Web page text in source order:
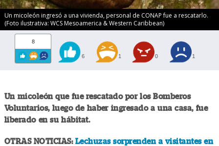
Un micoleón ingresó a una vivienda, personal de CONAP fue a rescatarlo.
(Foto ilustrativa: WCS Mesoamerica & Western Caribbean)
8
6 1 0 1
Un micoleón que fue rescatado por los Bomberos
Voluntarios, luego de haber ingresado a una casa, fue
liberado en su hábitat.
OTRAS NOTICIAS: Lechuzas sorprenden a visitantes en